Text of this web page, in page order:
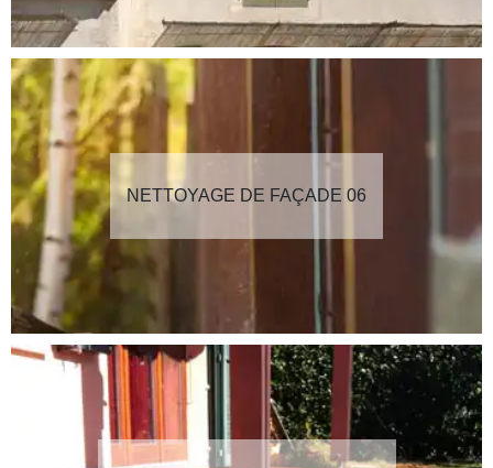
NETTOYAGE DE FAÇADE 06